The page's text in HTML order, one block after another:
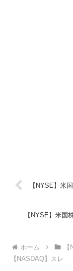
【NYSE】米
【NYSE】米国
ホーム
【NASDAQ】スレ